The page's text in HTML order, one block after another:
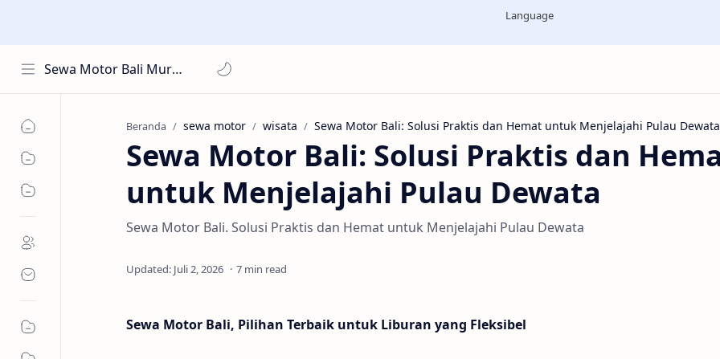
Language
Sewa Motor Bali Murah
Beranda sewa motor wisata
Sewa Motor Bali: Solusi Praktis dan
untuk Menjelajahi Pulau Dewata
Sewa Motor Bali. Solusi Praktis dan Hemat untuk Menjelajahi Pulau Dewata
7 min read
Sewa Motor Bali, Pilihan Terbaik untuk Liburan yang Fleksibel